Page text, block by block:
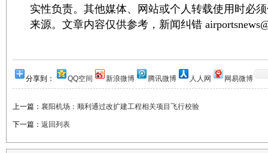
实性负责。其他媒体、网站或个人转载使用时必
来源。文章内容仅供参考，新闻纠错
分享到： QQ空间 新浪微博 腾讯微博 人人网 网易微博
上一篇： 襄阳机场：顺利通过改扩建工程相关项目飞行校验
下一篇： 返回列表